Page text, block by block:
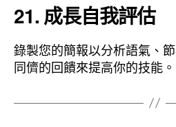
21. 成長自我評估
錄製您的簡報以分析語氣、
同儕的回饋來提高你的技能。